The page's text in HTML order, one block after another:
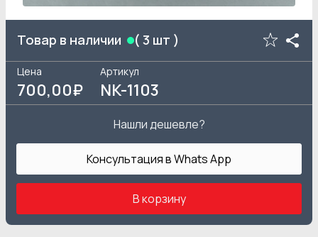
Товар в наличии ( 3 шт )
Цена
700,00₽
Артикул
NK-1103
Нашли дешевле?
Консультация в Whats App
В корзину